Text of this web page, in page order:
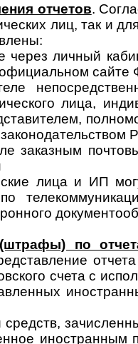
отчетов.
лиц, так и
через личный
сайте
лица,
заказным
лица и ИП
(штрафы) по
счета с
ино­ст­ран­ным